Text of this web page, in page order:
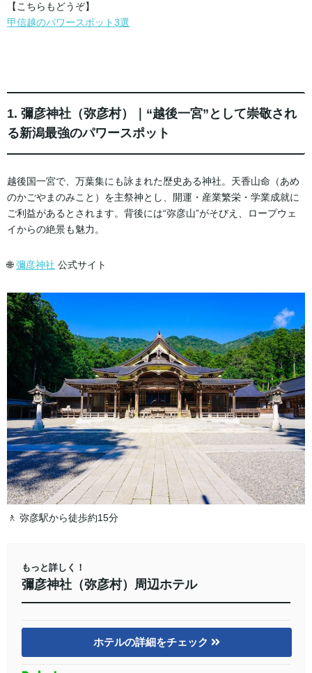
【こちらもどうぞ】
甲信越のパワースポット3選
1. 彌彦神社（弥彦村）｜“越後一宮”として崇敬され
る新潟最強のパワースポット
越後国一宮で、万葉集にも詠まれた歴史ある神社。天香山命（あめ
のかごやまのみこと）を主祭神とし、開運・産業繁栄・学業成就に
ご利益があるとされます。背後には“弥彦山”がそびえ、ロープウェ
イからの絶景も魅力。
🌐彌彦神社 公式サイト
🚶 弥彦駅から徒歩約15分
もっと詳しく！
彌彦神社（弥彦村）周辺ホテル
ホテルの詳細をチェック